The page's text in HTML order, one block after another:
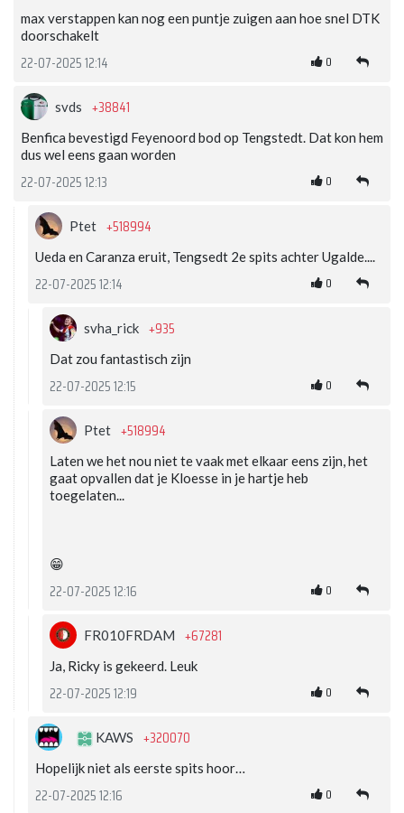
max verstappen kan nog een puntje zuigen aan hoe snel DTK
doorschakelt
22-07-2025 12:14 0
svds +38841
Benfica bevestigd Feyenoord bod op Tengstedt. Dat kon hem
dus wel eens gaan worden
22-07-2025 12:13 0
Ptet +518994
Ueda en Caranza eruit, Tengsedt 2e spits achter Ugalde....
22-07-2025 12:14 0
svha_rick +935
Dat zou fantastisch zijn
22-07-2025 12:15 0
Ptet +518994
Laten we het nou niet te vaak met elkaar eens zijn, het
gaat opvallen dat je Kloesse in je hartje heb
toegelaten...
😁
22-07-2025 12:16 0
FR010FRDAM +67281
Ja, Ricky is gekeerd. Leuk
22-07-2025 12:19 0
KAWS +320070
Hopelijk niet als eerste spits hoor…
22-07-2025 12:16 0